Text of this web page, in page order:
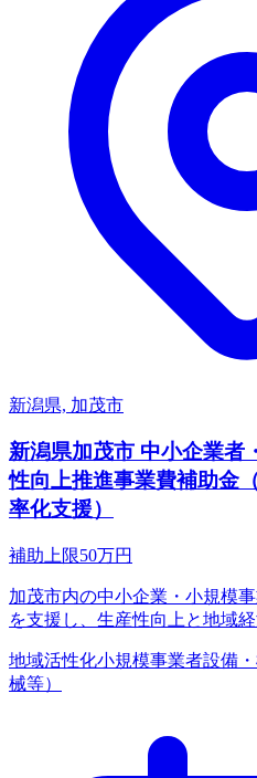
新潟県, 加茂市
新潟県加茂市 中小企業者
性向上推進事業費補助金
率化支援）
補助上限50万円
加茂市内の中小企業・小規模
を支援し、生産性向上と地域
地域活性化小規模事業者設備
械等）